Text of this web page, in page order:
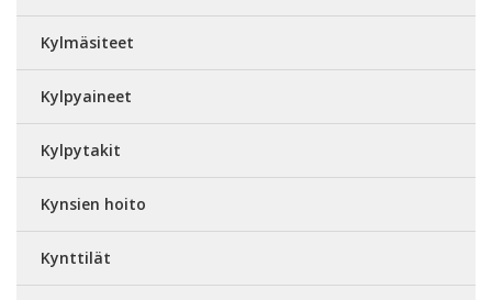
Kylmäsiteet
Kylpyaineet
Kylpytakit
Kynsien hoito
Kynttilät